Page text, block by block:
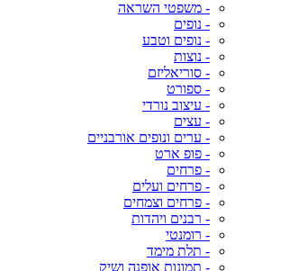
- משפטי השראה
- נופים
- נופים וטבע
- נוצות
- סוריאליזם
- ספורט
- עיצוב נורדי
- עצים
- ערים ונופים אורבניים
- פופ ארט
- פרחים
- פרחים ועלים
- פרחים וצמחים
- רבנים ויהדות
- רומנטי
- תלת מימד
- תמונות אופנה ושיק